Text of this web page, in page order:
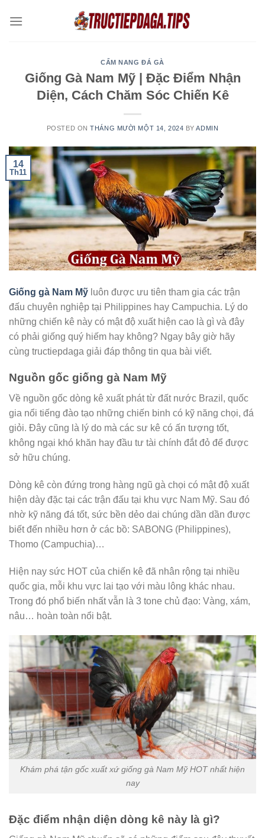
CẨM NANG ĐÁ GÀ
Giống Gà Nam Mỹ | Đặc Điểm Nhận
Diện, Cách Chăm Sóc Chiến Kê
POSTED ONTHÁNG MƯỜI MỘT 14, 2024 BYADMIN
14
Th11
Giống gà Nam Mỹ luôn được ưu tiên tham gia các trận
đấu chuyên nghiệp tại Philippines hay Campuchia. Lý do
những chiến kê này có mật độ xuất hiện cao là gì và đây
có phải giống quý hiếm hay không? Ngay bây giờ hãy
cùng tructiepdaga giải đáp thông tin qua bài viết.
Nguồn gốc giống gà Nam Mỹ
Về nguồn gốc dòng kê xuất phát từ đất nước Brazil, quốc
gia nổi tiếng đào tạo những chiến binh có kỹ năng chọi, đá
giỏi. Đây cũng là lý do mà các sư kê có ấn tượng tốt,
không ngại khó khăn hay đầu tư tài chính đắt đỏ để được
sở hữu chúng.
Dòng kê còn đứng trong hàng ngũ gà chọi có mật độ xuất
hiện dày đặc tại các trận đấu tại khu vực Nam Mỹ. Sau đó
nhờ kỹ năng đá tốt, sức bền dẻo dai chúng dần dần được
biết đến nhiều hơn ở các bồ: SABONG (Philippines),
Thomo (Campuchia)…
Hiện nay sức HOT của chiến kê đã nhân rộng tại nhiều
quốc gia, mỗi khu vực lai tạo với màu lông khác nhau.
Trong đó phổ biến nhất vẫn là 3 tone chủ đạo: Vàng, xám,
nâu… hoàn toàn nổi bật.
Khám phá tận gốc xuất xứ giống gà Nam Mỹ HOT nhất hiện
nay
Đặc điểm nhận diện dòng kê này là gì?